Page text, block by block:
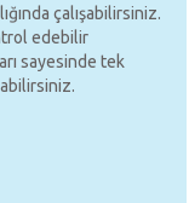
çalışabilirsiniz.
edebilir
sayesinde tek